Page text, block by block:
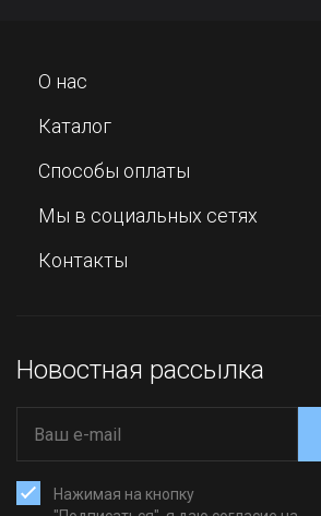
О нас
Каталог
Способы оплаты
Мы в социальных сетях
Контакты
Новостная рассылка
Нажимая на кнопку